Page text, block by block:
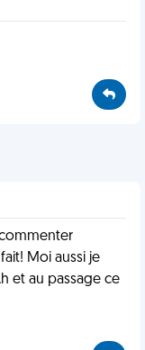
Moi aussi je
et au passage ce